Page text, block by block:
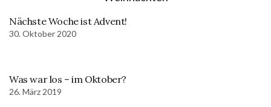
Nächste Woche ist Advent!
30. Oktober 2020
Was war los – im Oktober?
26. März 2019